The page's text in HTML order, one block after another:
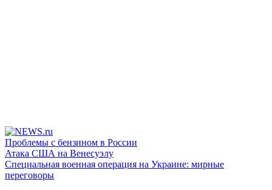
Проблемы с бензином в России
Атака США на Венесуэлу
Специальная военная операция на Украине: мирные
переговоры